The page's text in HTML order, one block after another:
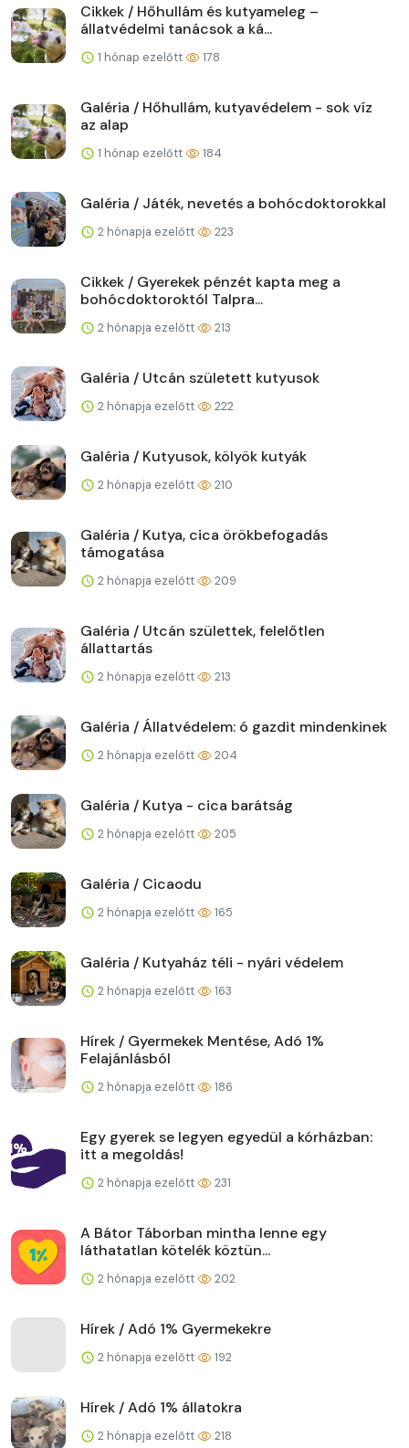
Cikkek / Hőhullám és kutyameleg –
állatvédelmi tanácsok a ká...
1 hónap ezelőtt 178
Galéria / Hőhullám, kutyavédelem - sok víz
az alap
1 hónap ezelőtt 184
Galéria / Játék, nevetés a bohócdoktorokkal
2 hónapja ezelőtt 223
Cikkek / Gyerekek pénzét kapta meg a
bohócdoktoroktól Talpra...
2 hónapja ezelőtt 213
Galéria / Utcán született kutyusok
2 hónapja ezelőtt 222
Galéria / Kutyusok, kölyök kutyák
2 hónapja ezelőtt 210
Galéria / Kutya, cica örökbefogadás
támogatása
2 hónapja ezelőtt 209
Galéria / Utcán születtek, felelőtlen
állattartás
2 hónapja ezelőtt 213
Galéria / Állatvédelem: ó gazdit mindenkinek
2 hónapja ezelőtt 204
Galéria / Kutya - cica barátság
2 hónapja ezelőtt 205
Galéria / Cicaodu
2 hónapja ezelőtt 165
Galéria / Kutyaház téli - nyári védelem
2 hónapja ezelőtt 163
Hírek / Gyermekek Mentése, Adó 1%
Felajánlásból
2 hónapja ezelőtt 186
Egy gyerek se legyen egyedül a kórházban:
itt a megoldás!
2 hónapja ezelőtt 231
A Bátor Táborban mintha lenne egy
láthatatlan kötelék köztün...
2 hónapja ezelőtt 202
Hírek / Adó 1% Gyermekekre
2 hónapja ezelőtt 192
Hírek / Adó 1% állatokra
2 hónapja ezelőtt 218